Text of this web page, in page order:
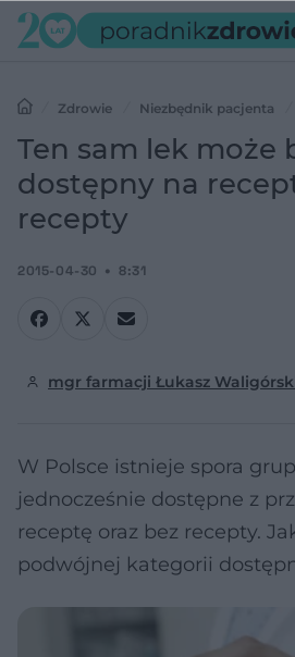
Zdrowie Niezbędnik pacjenta
dostępny na receptę i bez recepty
Ten sam lek może
dostępny na
recepty
2015-04-30 8:31
mgr farmacji Łukasz
W Polsce istnieje spora
jednocześnie dostępne z
receptę oraz bez recepty.
podwójnej kategorii